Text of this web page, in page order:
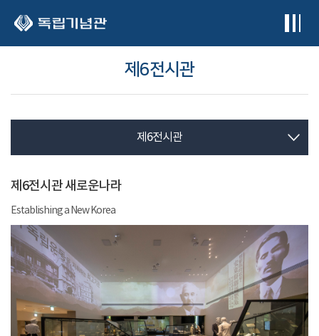
제6전시관
제6전시관
제6전시관 새로운나라
Establishing a New Korea